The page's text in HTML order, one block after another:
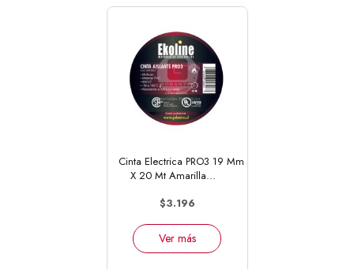
Cinta Electrica PRO3 19 Mm
X 20 Mt Amarilla...
$3.196
Ver más